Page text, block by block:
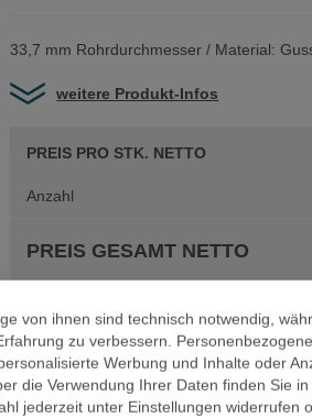
von ihnen sind technisch notwendig,
zu verbessern.
Werbung und Inhalte oder
die Verwendung Ihrer Daten finden Sie
jederzeit unter Einstellungen widerrufen
33,7 mm Rohrdurchmesser / Material:
weitere Produkt-Infos
PREIS PRO STK. NETTO
Anzahl
PREIS GESAMT NETTO
PREIS GESAMT BRUTTO